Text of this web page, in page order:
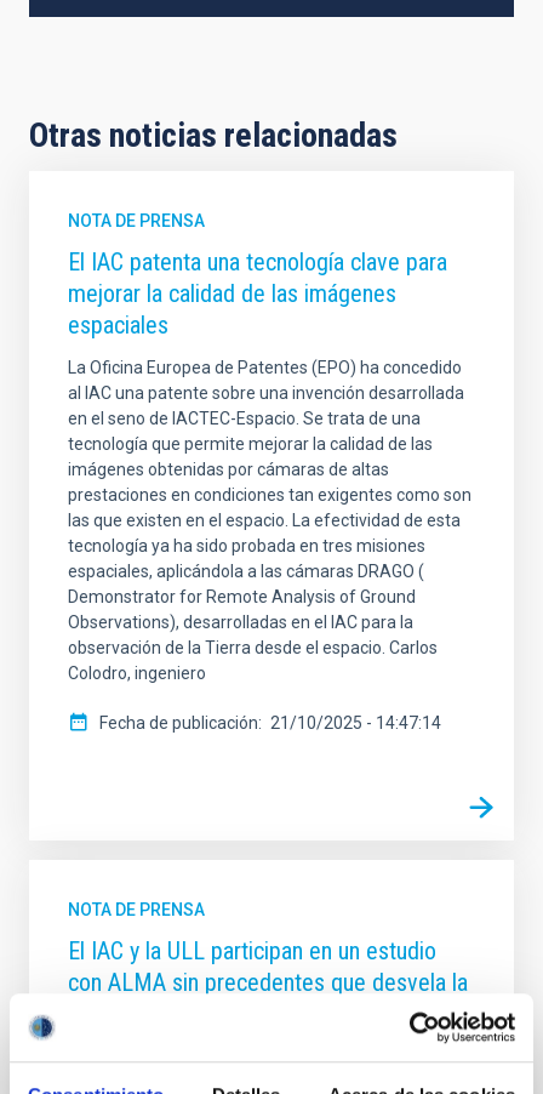
Otras noticias relacionadas
NOTA DE PRENSA
El IAC patenta una tecnología clave para
mejorar la calidad de las imágenes
espaciales
La Oficina Europea de Patentes (EPO) ha concedido
al IAC una patente sobre una invención desarrollada
en el seno de IACTEC-Espacio. Se trata de una
tecnología que permite mejorar la calidad de las
imágenes obtenidas por cámaras de altas
prestaciones en condiciones tan exigentes como son
las que existen en el espacio. La efectividad de esta
tecnología ya ha sido probada en tres misiones
espaciales, aplicándola a las cámaras DRAGO (
Demonstrator for Remote Analysis of Ground
Observations), desarrolladas en el IAC para la
observación de la Tierra desde el espacio. Carlos
Colodro, ingeniero
Fecha de publicación 21/10/2025 - 14:47:14
NOTA DE PRENSA
El IAC y la ULL participan en un estudio
con ALMA sin precedentes que desvela la
etapa de la "adolescencia" en nuevos
Un equipo internacional de astr ónomos, con